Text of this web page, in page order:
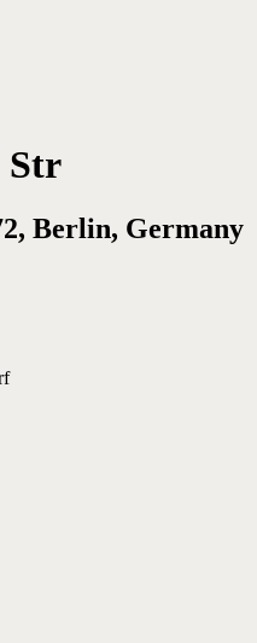
Str
Berlin, Germany